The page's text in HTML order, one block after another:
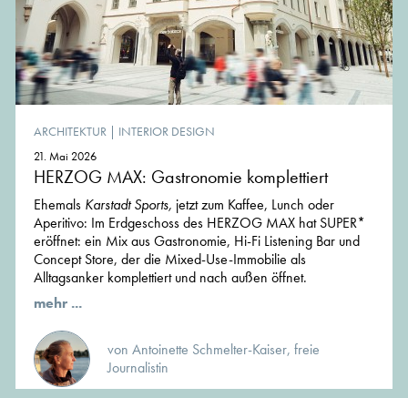
ARCHITEKTUR | INTERIOR DESIGN
21. Mai 2026
HERZOG MAX: Gastronomie komplettiert
Ehemals Karstadt Sports, jetzt zum Kaffee, Lunch oder
Aperitivo: Im Erdgeschoss des HERZOG MAX hat SUPER*
eröffnet: ein Mix aus Gastronomie, Hi-Fi Listening Bar und
Concept Store, der die Mixed-Use-Immobilie als
Alltagsanker komplettiert und nach außen öffnet.
mehr ...
von Antoinette Schmelter-Kaiser, freie
Journalistin